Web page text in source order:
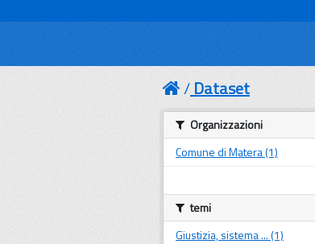
Dataset
Organizzazioni
Comune di Matera (1)
temi
Giustizia, sistema ... (1)